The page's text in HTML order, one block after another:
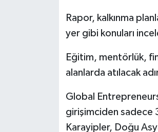
Rapor, kalkınma
yer gibi konuları
Eğitim, mentörlük,
alanlarda atılacak
Global
girişimciden sadece
Karayipler, Doğu